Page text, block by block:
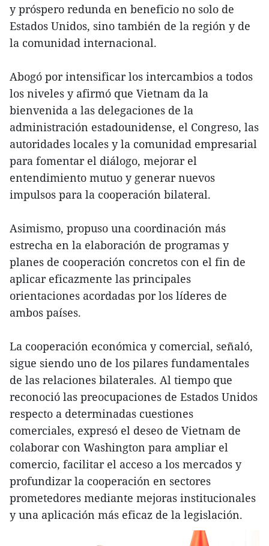
y próspero redunda en beneficio no solo de
Estados Unidos, sino también de la región y de
la comunidad internacional.
Abogó por intensificar los intercambios a todos
los niveles y afirmó que Vietnam da la
bienvenida a las delegaciones de la
administración estadounidense, el Congreso, las
autoridades locales y la comunidad empresarial
para fomentar el diálogo, mejorar el
entendimiento mutuo y generar nuevos
impulsos para la cooperación bilateral.
Asimismo, propuso una coordinación más
estrecha en la elaboración de programas y
planes de cooperación concretos con el fin de
aplicar eficazmente las principales
orientaciones acordadas por los líderes de
ambos países.
La cooperación económica y comercial, señaló,
sigue siendo uno de los pilares fundamentales
de las relaciones bilaterales. Al tiempo que
reconoció las preocupaciones de Estados Unidos
respecto a determinadas cuestiones
comerciales, expresó el deseo de Vietnam de
colaborar con Washington para ampliar el
comercio, facilitar el acceso a los mercados y
profundizar la cooperación en sectores
prometedores mediante mejoras institucionales
y una aplicación más eficaz de la legislación.